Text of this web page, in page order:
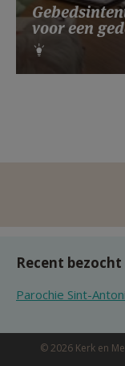
voor een
Recent bezocht
Parochie Sint-
© 2026 Kerk en